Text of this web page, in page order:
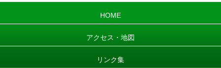
HOME
アクセス・地図
リンク集